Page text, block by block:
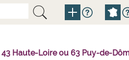
Haute-Loire ou 63 Puy-de-